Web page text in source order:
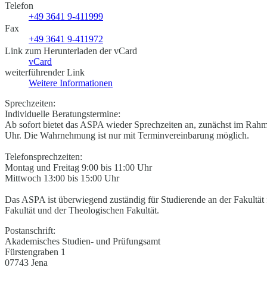
Telefon
+49 3641 9-411999
Fax
+49 3641 9-411972
Link zum Herunterladen der vCard
vCard
weiterführender Link
Weitere Informationen
Sprechzeiten:
Individuelle Beratungstermine:
Ab sofort bietet das ASPA wieder Sprechzeiten an, zunächst im
Uhr. Die Wahrnehmung ist nur mit Terminvereinbarung möglich.
Telefonsprechzeiten:
Montag und Freitag 9:00 bis 11:00 Uhr
Mittwoch 13:00 bis 15:00 Uhr
Das ASPA ist überwiegend zuständig für Studierende an der
Fakultät und der Theologischen Fakultät.
Postanschrift:
Akademisches Studien- und Prüfungsamt
Fürstengraben 1
07743 Jena